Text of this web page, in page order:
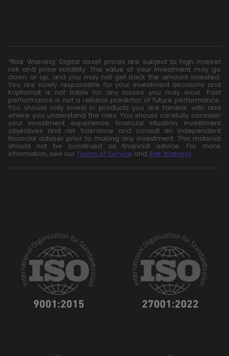
*Risk Warning: Digital asset prices are subject to high market
risk and price volatility. The value of your investment may go
down or up, and you may not get back the amount invested.
You are solely responsible for your investment decisions and
Kriptomat is not liable for any losses you may incur. Past
performance is not a reliable predictor of future performance.
You should only invest in products you are familiar with and
where you understand the risks. You should carefully consider
your investment experience, financial situation, investment
objectives and risk tolerance and consult an independent
financial adviser prior to making any investment. This material
should not be construed as financial advice. For more
information, see our Terms of Service and Risk Warning.